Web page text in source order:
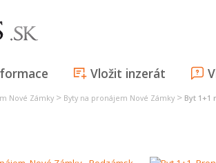
Vložit inzerát
Nové Zámky > Byty na pronájem Nové Zámky > Byt 1+1